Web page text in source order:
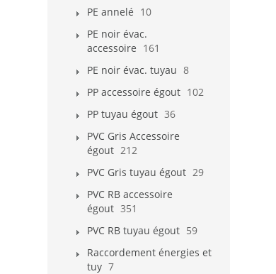
PE annelé 10
PE noir évac.
accessoire 161
PE noir évac. tuyau 8
PP accessoire égout 102
PP tuyau égout 36
PVC Gris Accessoire
égout 212
PVC Gris tuyau égout 29
PVC RB accessoire
égout 351
PVC RB tuyau égout 59
Raccordement énergies et
tuy 7